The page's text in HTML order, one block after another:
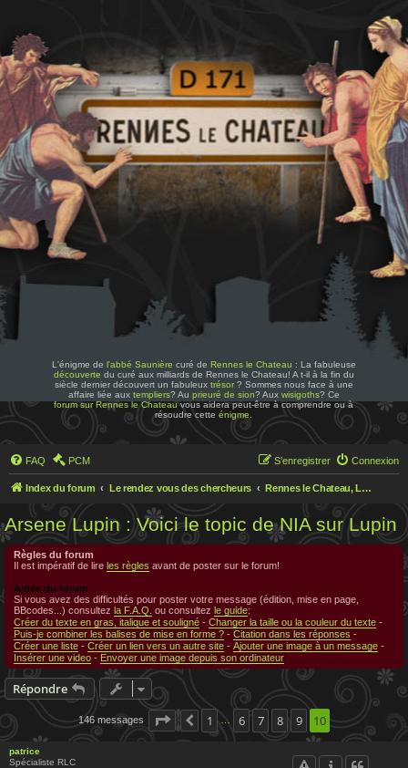
L'énigme de l'abbé Saunière curé de Rennes le Chateau : La fabuleuse
découverte du curé aux milliards de Rennes le Chateau! A t-il à la fin du
siècle dernier découvert un fabuleux trésor? Sommes nous face à une
affaire liée aux templiers? Au prieuré de sion? Aux wisigoths? Ce
forum sur Rennes le Chateauvous aidera peut-être à comprendre ou à
résoudre cetteénigme
FAQ PCM Connexion
S’enregistrer
Index du forum Le rendez vous des chercheurs Rennes le Chateau, Le rendez-vous des chercheurs
Arsene Lupin : Voici le topic de NIA sur Lupin
Règles du forum
Il est impératif de lire les règles avant de poster sur le forum!
Aides du forum
Si vous avez des difficultés pour poster votre message (édition, mise en page,
BBcodes...) consultez la F.A.Q. ou consultez le guide:
Créer du texte en gras, italique et souligné - Changer la taille ou la couleur du texte -
Puis-je combiner les balises de mise en forme ? - Citation dans les réponses -
Créer une liste - Créer un lien vers un autre site - Ajouter une image à un message -
Insérer une video - Envoyer une image depuis son ordinateur
Répondre
146 messages Page 10 sur 10
Précédente
1 … 6 7 8 9 10
patrice
Spécialiste RLC